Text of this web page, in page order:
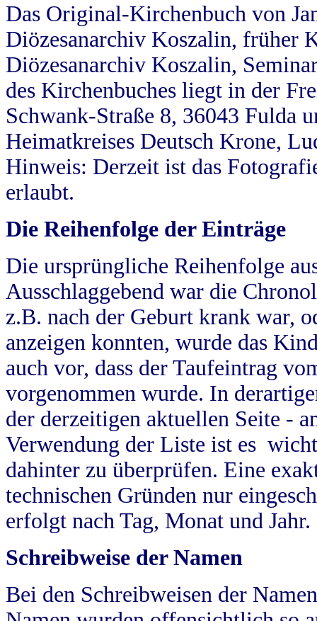
Das Original-Kirchenbuch von
Diözesanarchiv Koszalin, früher
Diözesanarchiv Koszalin,
des Kirchenbuches liegt in der
Schwank-Straße 8, 36043 Fulda
Heimatkreises Deutsch Krone,
Hinweis: Derzeit ist das
erlaubt.
Die Reihenfolge der Einträge
Die ursprüngliche Reihenfolge
Ausschlaggebend war die
z.B. nach der Geburt krank war,
anzeigen konnten, wurde das
auch vor, dass der Taufeintrag
vorgenommen wurde. In
der derzeitigen aktuellen Seite -
Verwendung der Liste ist es
dahinter zu überprüfen. Eine
technischen Gründen nur
erfolgt nach Tag, Monat und Jahr.
Schreibweise der Namen
Bei den Schreibweisen der